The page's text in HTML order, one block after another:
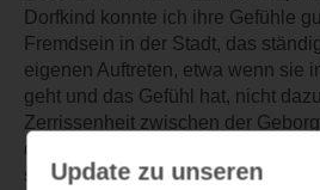
Dorfkind konnte ich ihre Gefühle
Fremdsein in der Stadt, das
eigenen Auftreten, etwa wenn sie
geht und das Gefühl hat, nicht
Zerrissenheit zwischen der
der Sehnsucht nach der Stadt ist
stärksten Ebenen des Romans.
Update zu unseren